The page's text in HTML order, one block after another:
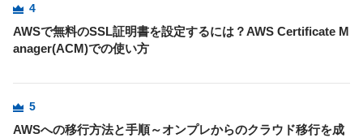
4
AWSで無料のSSL証明書を設定するには？AWS Certificate M
anager(ACM)での使い方
5
AWSへの移行方法と手順～オンプレからのクラウド移行を成